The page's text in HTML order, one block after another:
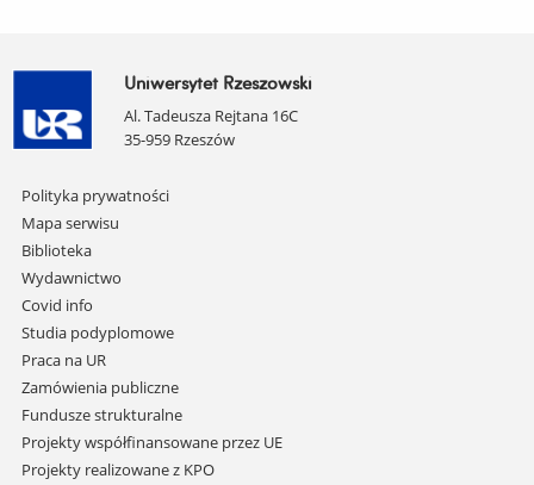
Uniwersytet Rzeszowski
Al. Tadeusza Rejtana 16C
35-959 Rzeszów
Pomiń
nawigację
i
przejdź
do
treści
Polityka prywatności
Mapa serwisu
Biblioteka
Wydawnictwo
Covid info
Studia podyplomowe
Praca na UR
Zamówienia publiczne
Fundusze strukturalne
Projekty współfinansowane przez UE
Projekty realizowane z KPO